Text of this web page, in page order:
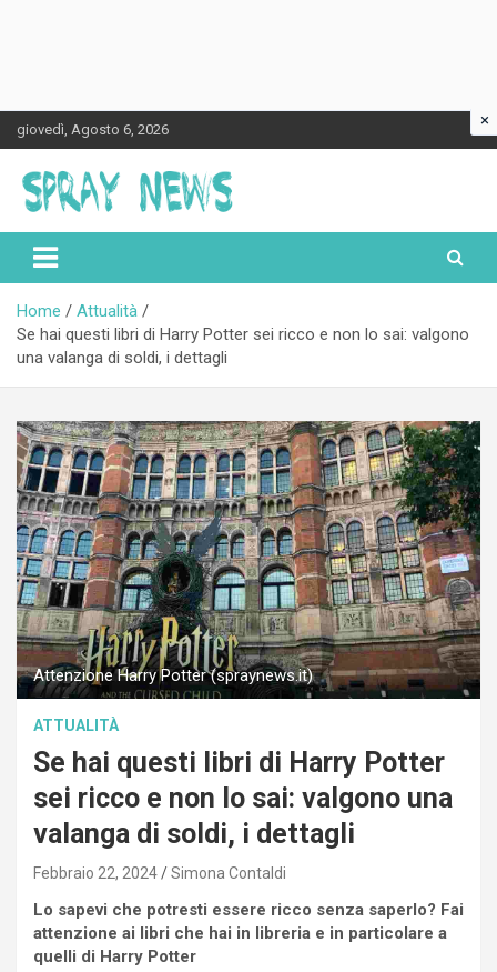
Skip
to
content
giovedì, Agosto 6, 2026
Spraynews.it
Home
Attualità
Se hai questi libri di Harry Potter sei ricco e non lo sai: valgono
una valanga di soldi, i dettagli
Attenzione Harry Potter (spraynews.it)
ATTUALITÀ
Se hai questi libri di Harry Potter
sei ricco e non lo sai: valgono una
valanga di soldi, i dettagli
Febbraio 22, 2024 Simona Contaldi
Lo sapevi che potresti essere ricco senza saperlo? Fai
attenzione ai libri che hai in libreria e in particolare a
quelli di Harry Potter
×